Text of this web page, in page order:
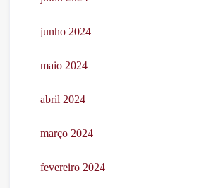
junho 2024
maio 2024
abril 2024
março 2024
fevereiro 2024